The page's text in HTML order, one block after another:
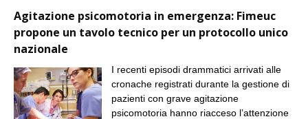
Agitazione psicomotoria in emergenza: Fimeuc
propone un tavolo tecnico per un protocollo unico
nazionale
I recenti episodi drammatici arrivati alle
cronache registrati durante la gestione di
pazienti con grave agitazione
psicomotoria hanno riacceso l’attenzione